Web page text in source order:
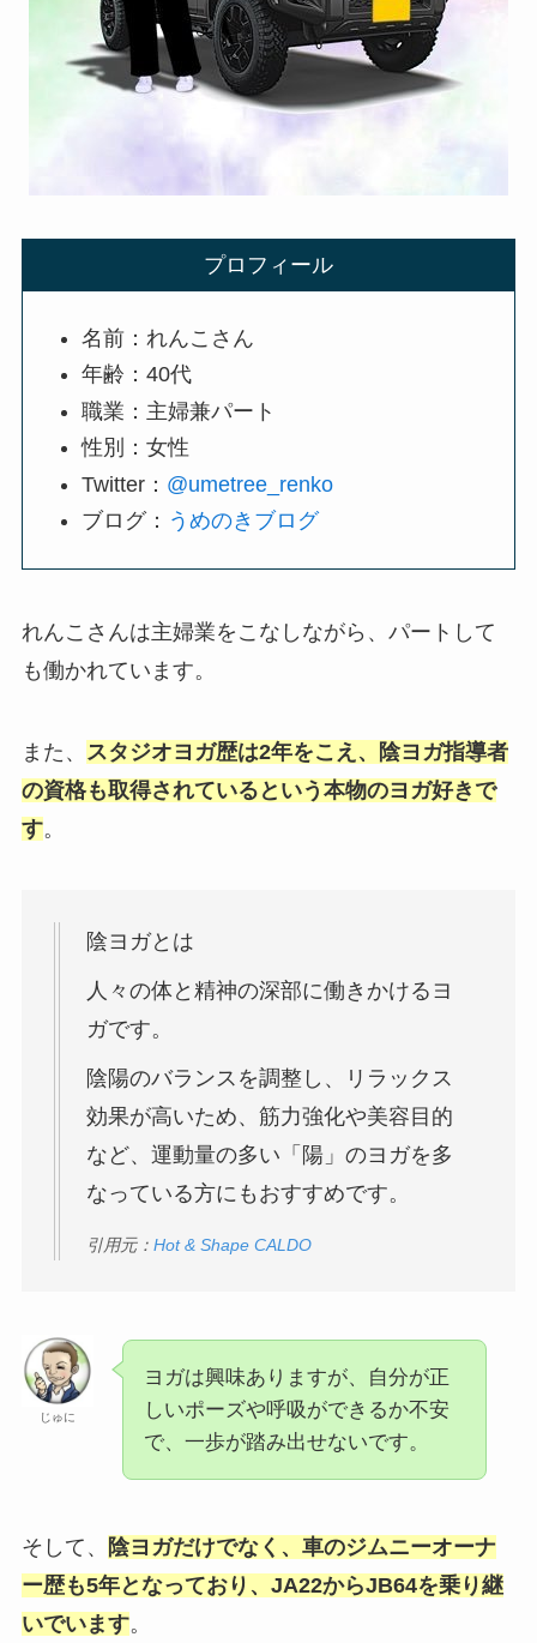
プロフィール
名前：れんこさん
年齢：40代
職業：主婦兼パート
性別：女性
Twitter： @umetree_renko
ブログ： うめのきブログ
れんこさんは主婦業をこなしながら、パートして
も働かれています。
また、
スタジオヨガ歴は2年をこえ、陰ヨガ指導者
の資格も取得されているという本物のヨガ好きで
す。
陰ヨガとは
人々の体と精神の深部に働きかけるヨ
ガです。
陰陽のバランスを調整し、リラックス
効果が高いため、筋力強化や美容目的
など、運動量の多い「陽」のヨガを多
なっている方にもおすすめです。
引用元： Hot & Shape CALDO
じゅに
ヨガは興味ありますが、自分が正
しいポーズや呼吸ができるか不安
で、一歩が踏み出せないです。
そして、
陰ヨガだけでなく、車のジムニーオーナ
ー歴も5年となっており、JA22からJB64を乗り継
いでいます。